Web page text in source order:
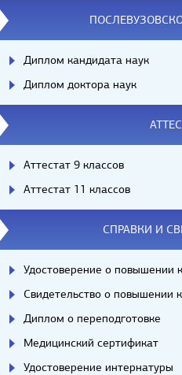
Диплом кандидата наук
Диплом доктора наук
Аттестат 9 классов
Аттестат 11 классов
СПРАВКИ И
Удостоверение о повышении
Свидетельство о повышении
Диплом о переподготовке
Медицинский сертификат
Удостоверение интернатуры